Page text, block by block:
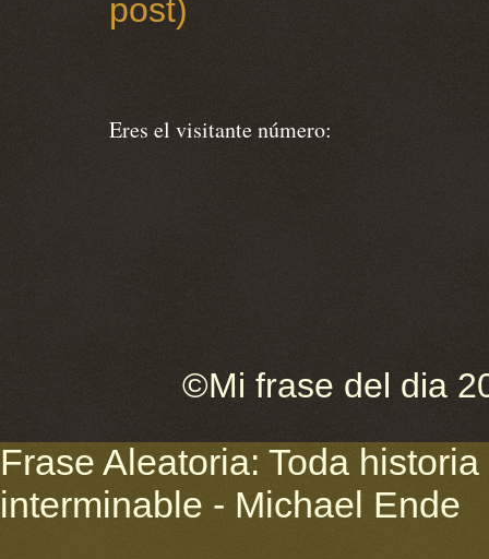
post)
Eres el visitante número:
©Mi frase del dia
Frase Aleatoria: Toda
interminable - Michael Ende